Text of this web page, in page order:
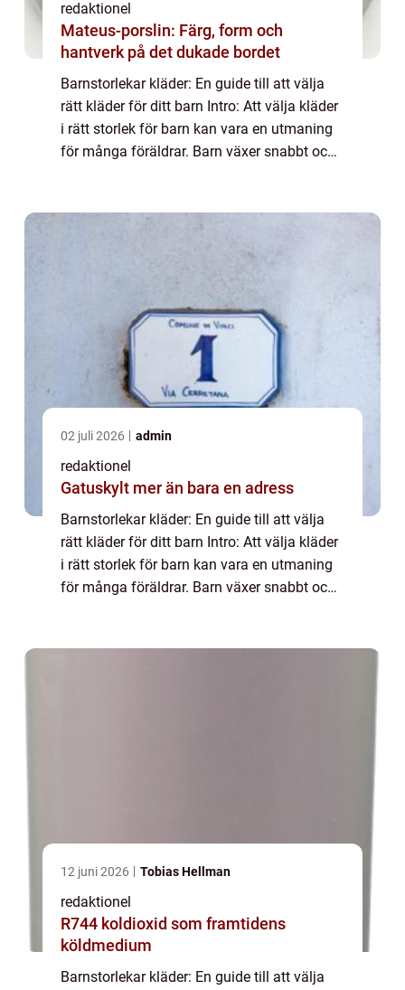
redaktionel
Mateus-porslin: Färg, form och
hantverk på det dukade bordet
Barnstorlekar kläder: En guide till att välja
rätt kläder för ditt barn Intro: Att välja kläder
i rätt storlek för barn kan vara en utmaning
för många föräldrar. Barn växer snabbt och
02 juli 2026 admin
redaktionel
Gatuskylt mer än bara en adress
Barnstorlekar kläder: En guide till att välja
rätt kläder för ditt barn Intro: Att välja kläder
i rätt storlek för barn kan vara en utmaning
för många föräldrar. Barn växer snabbt och
12 juni 2026 Tobias Hellman
redaktionel
R744 koldioxid som framtidens
köldmedium
Barnstorlekar kläder: En guide till att välja